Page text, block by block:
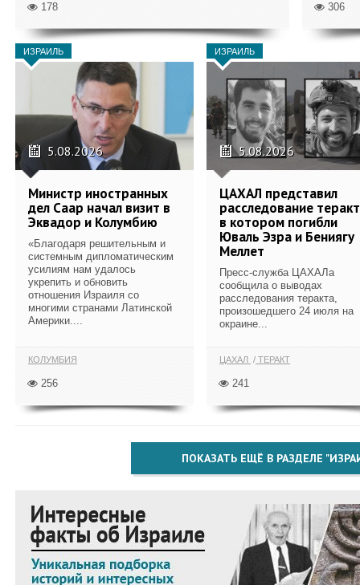
178 306
ИЗРАИЛЬ
5.08.2026
Министр иностранных
дел Саар начал визит в
Эквадор и Колумбию
«Благодаря решительным и
системным дипломатическим
усилиям нам удалось
укрепить и обновить
отношения Израиля со
многими странами Латинской
Америки....
КОЛУМБИЯ
256
ИЗРАИЛЬ
5.08.2026
ЦАХАЛ представил
расследование
в котором погибли
Юваль Эзра и Бениягу
Меллет
Пресс-служба ЦАХАЛа
сообщила о выводах
расследования теракта,
произошедшего 24 июля на
окраине...
ЦАХАЛ ТЕРАКТ
241
ПОКАЗАТЬ ЕЩЁ В РАЗДЕЛЕ